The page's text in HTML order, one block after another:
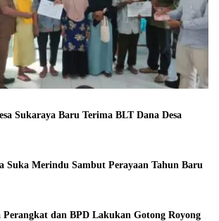
Sukaraya Baru Terima BLT Dana Desa
Suka Merindu Sambut Perayaan Tahun Baru
Perangkat dan BPD Lakukan Gotong Royong